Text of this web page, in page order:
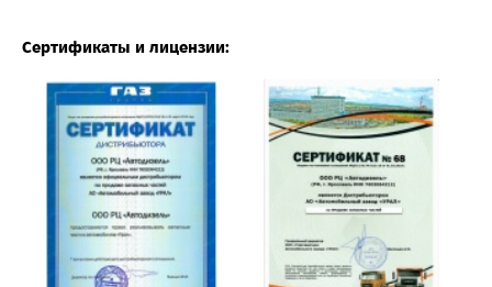
Сертификаты и лицензии: